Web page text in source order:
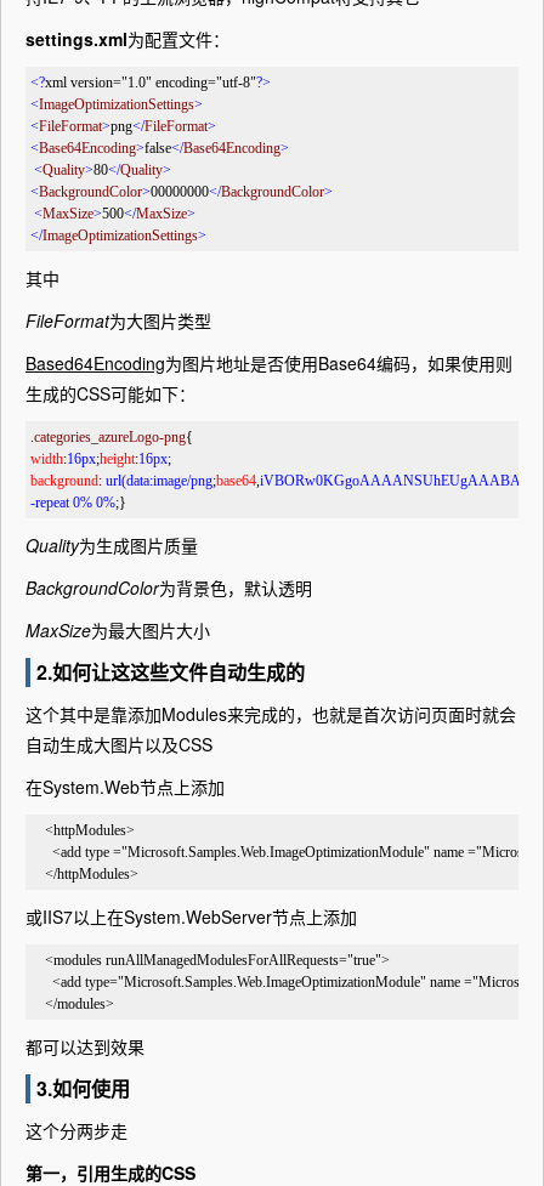
settings.xml为配置文件：
<?xml version="1.0" encoding="utf-8"?>
<ImageOptimizationSettings>
<FileFormat>png</FileFormat>
<Base64Encoding>false</Base64Encoding>
<Quality>80</Quality>
<BackgroundColor>00000000</BackgroundColor>
<MaxSize>500</MaxSize>
</ImageOptimizationSettings>
其中
FileFormat为大图片类型
Based64Encoding为图片地址是否使用Base64编码，如果使用则
生成的CSS可能如下：
.categories azureLogo-png{
width:16px;height:16px;
background: url(data:image/png;base64,
-repeat 0% 0%;}
Quality为生成图片质量
BackgroundColor为背景色，默认透明
MaxSize为最大图片大小
2.如何让这这些文件自动生成的
这个其中是靠添加Modules来完成的，也就是首次访问页面时就会
自动生成大图片以及CSS
在System.Web节点上添加
<httpModules>
<add type ="Microsoft.Samples.Web.ImageOptimizationModule" name
</httpModules>
或IIS7以上在System.WebServer节点上添加
<modules runAllManagedModulesForAllRequests="true">
<add type="Microsoft.Samples.Web.ImageOptimizationModule" name
</modules>
都可以达到效果
3.如何使用
这个分两步走
第一，引用生成的CSS